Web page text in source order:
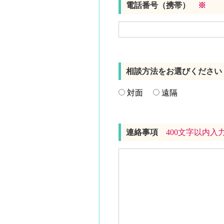
電話番号（携帯） ※
相談方法をお選びくださ
対面 遠隔
連絡事項 400文字以内入